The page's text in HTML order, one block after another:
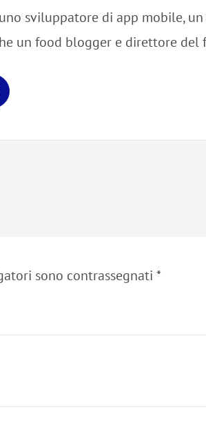
sviluppatore di app mobile,
un food blogger e direttore
sono contrassegnati*